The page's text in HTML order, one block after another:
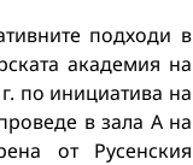
подходи в
академия на
по инициатива на
в зала А на
от Русенския